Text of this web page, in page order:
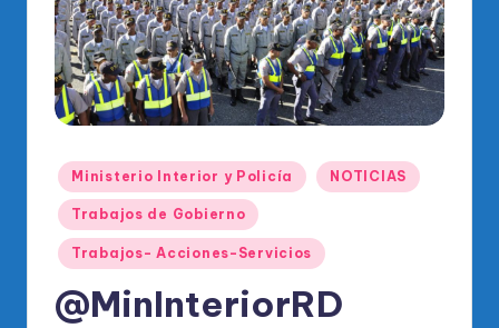
di
o
ci
al
Publicado
en
Ministerio Interior y Policía NOTICIAS
Trabajos de Gobierno
Trabajos- Acciones-Servicios
@MinInteriorRD